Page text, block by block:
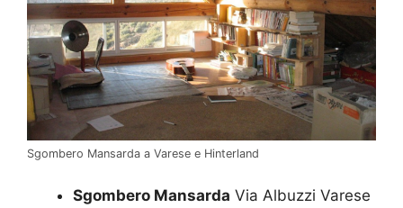
Sgombero Mansarda a Varese e Hinterland
Sgombero Mansarda Via Albuzzi Varese